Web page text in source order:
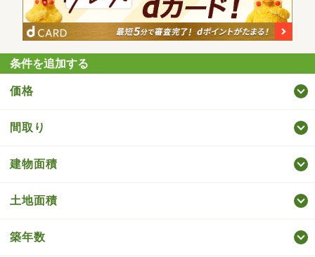
条件を追加する
価格
間取り
建物面積
土地面積
築年数